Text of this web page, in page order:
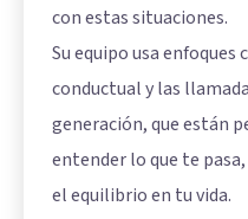
con estas situaciones.
Su equipo usa
conductual y las
generación, que están
entender lo que te
el equilibrio en tu vida.